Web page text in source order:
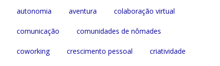
autonomia aventura colaboração virtual
comunicação comunidades de nômades
coworking crescimento pessoal criatividade